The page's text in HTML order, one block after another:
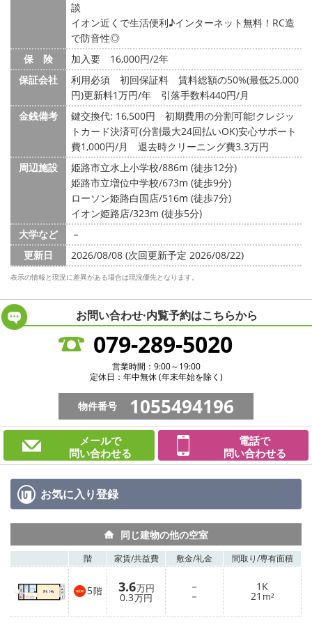
談
イオン近くで生活便利♪インターネット無料！RC造
で防音性◎
保 険
加入要 16,000円/2年
保証会社
利用必須 初回保証料 賃料総額の50%(最低25,000
円)更新料1万円/年 引落手数料440円/月
金銭備考
鍵交換代: 16,500円
初期費用の分割可能!クレジッ
トカード決済可(分割最大24回払いOK)安心サポート
費1,000円/月 退去時クリーニング費3.3万円
周辺施設
姫路市立水上小学校/886m (徒歩12分)
姫路市立増位中学校/673m (徒歩9分)
ローソン姫路白国店/516m (徒歩7分)
イオン姫路店/323m (徒歩5分)
大学など
－
更新日
2026/08/08 (次回更新予定 2026/08/22)
表示の情報と現況に差異がある場合は現況優先となります。
お問い合わせ·内覧予約はこちらから
079-289-5020
営業時間：9:00～19:00
定休日：年中無休 (年末年始を除く)
物件番号 1055494196
メールで
問い合わせる
電話で
問い合わせる
お気に入り登録
同じ建物の他の空室
階 家賃/共益費 敷金/礼金 間取り/専有面積
5階 3.6万円
0.3万円
－
－
1K
21 m²